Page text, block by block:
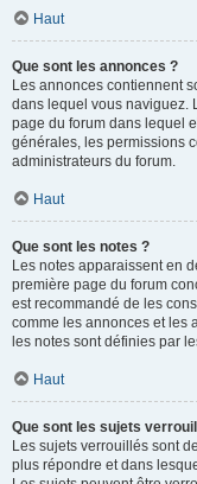
Haut
Que sont les annonces ?
Les annonces contiennent
dans lequel vous naviguez.
page du forum dans lequel
générales, les permissions
administrateurs du forum.
Haut
Que sont les notes ?
Les notes apparaissent en
première page du forum
est recommandé de les
comme les annonces et les
les notes sont définies par
Haut
Que sont les sujets
Les sujets verrouillés sont
plus répondre et dans